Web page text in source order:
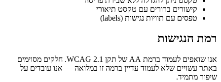
קישורים ברורים עם טקסט תיאורי
טפסים עם תוויות נגישות (labels)
רמת הנגישות
אנו שואפים לעמוד ברמת AA של תקן WCAG 2.1. חלקים מסוימים
באתר עשויים שלא לעמוד עדיין ברמה זו במלואה — אנו עובדים על
שיפור מתמיד.